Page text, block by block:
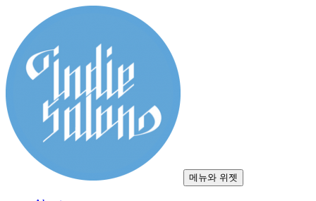
로
건
너
뛰
기
메뉴와 위젯